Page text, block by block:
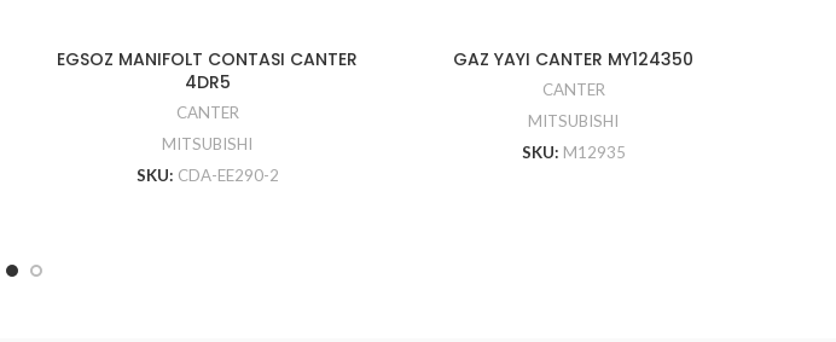
EGSOZ MANIFOLT CONTASI CANTER
4DR5
CANTER
MITSUBISHI
SKU: CDA-EE290-2
GAZ YAYI CANTER MY124350
CANTER
MITSUBISHI
SKU: M12935